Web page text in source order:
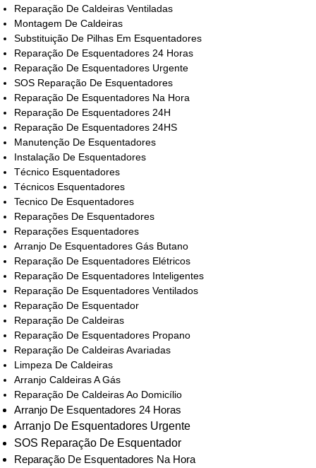
Reparação De Caldeiras Ventiladas
Montagem De Caldeiras
Substituição De Pilhas Em Esquentadores
Reparação De Esquentadores 24 Horas
Reparação De Esquentadores Urgente
SOS Reparação De Esquentadores
Reparação De Esquentadores Na Hora
Reparação De Esquentadores 24H
Reparação De Esquentadores 24HS
Manutenção De Esquentadores
Instalação De Esquentadores
Técnico Esquentadores
Técnicos Esquentadores
Tecnico De Esquentadores
Reparações De Esquentadores
Reparações Esquentadores
Arranjo De Esquentadores Gás Butano
Reparação De Esquentadores Elétricos
Reparação De Esquentadores Inteligentes
Reparação De Esquentadores Ventilados
Reparação De Esquentador
Reparação De Caldeiras
Reparação De Esquentadores Propano
Reparação De Caldeiras Avariadas
Limpeza De Caldeiras
Arranjo Caldeiras A Gás
Reparação De Caldeiras Ao Domicílio
Arranjo De Esquentadores 24 Horas
Arranjo De Esquentadores Urgente
SOS Reparação De Esquentador
Reparação De Esquentadores Na Hora